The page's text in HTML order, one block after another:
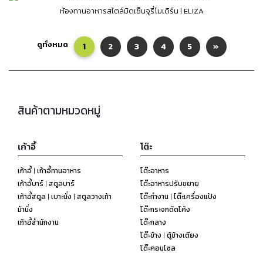
ห้องทานอาหารสไตล์มิดเซ็นจูรี่โมเดิร์น | ELIZA
ดูทั้งหมด 1 2 3 4 5 »
สินค้าตามหมวดหมู่
เก้าอี้
เก้าอี้ | เก้าอี้ทานอาหาร
เก้าอี้บาร์ | สตูลบาร์
เก้าอี้สตูล | เบาะนั่ง | สตูลวางเท้า
ม้านั่ง
เก้าอี้สำนักงาน
โต๊ะ
โต๊ะอาหาร
โต๊ะอาหารปรับขยาย
โต๊ะทำงาน | โต๊ะเครื่องแป้ง
โต๊ะกระจกดัดโค้ง
โต๊ะกลาง
โต๊ะข้าง | ตู้ข้างเตียง
โต๊ะคอนโซล